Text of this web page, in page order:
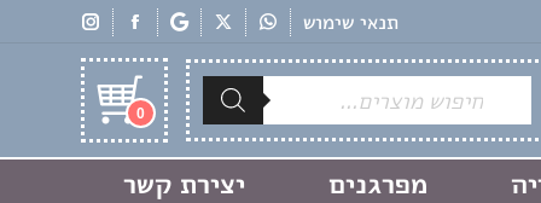
תנאי שימוש
Products
search
0
מפרגנים יצירת קשר